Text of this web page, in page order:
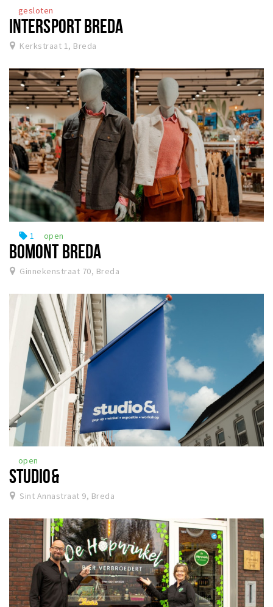
gesloten
INTERSPORT BREDA
Kerkstraat 1, Breda
local_offer 1 open
BOMONT BREDA
Ginnekenstraat 70, Breda
open
STUDIO&
Sint Annastraat 9, Breda